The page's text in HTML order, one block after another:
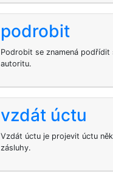
podrobit
Podrobit se znamená podřídit
autoritu.
vzdát úctu
Vzdát úctu je projevit úctu
zásluhy.